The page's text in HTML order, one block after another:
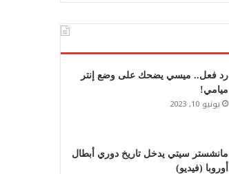
رد فعل.. ميسي يضحك على وضع إنتر
ميامي!
يونيو 10, 2023
مانشستر سيتي يدخل تاريخ دوري أبطال
أوروبا (فيديو)